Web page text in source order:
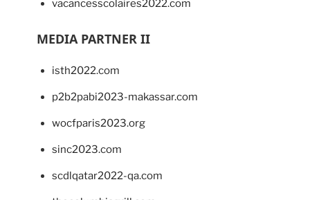
vacancesscolaires2022.com
MEDIA PARTNER II
isth2022.com
p2b2pabi2023-makassar.com
wocfparis2023.org
sinc2023.com
scdlqatar2022-qa.com